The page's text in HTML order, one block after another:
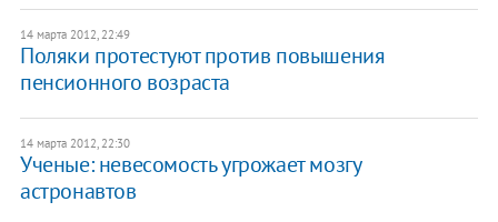
14 марта 2012, 22:49
Поляки протестуют против повышения
пенсионного возраста
14 марта 2012, 22:30
Ученые: невесомость угрожает мозгу
астронавтов